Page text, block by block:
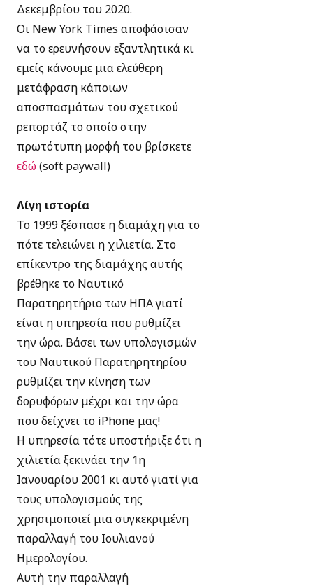
Δεκεμβρίου του 2020.
Οι New York Times αποφάσισαν
να το ερευνήσουν εξαντλητικά κι
εμείς κάνουμε μια ελεύθερη
μετάφραση κάποιων
αποσπασμάτων του σχετικού
ρεπορτάζ το οποίο στην
πρωτότυπη μορφή του βρίσκετε
εδώ(soft paywall)
Λίγη ιστορία
Το 1999 ξέσπασε η διαμάχη για το
πότε τελειώνει η χιλιετία. Στο
επίκεντρο της διαμάχης αυτής
βρέθηκε το Ναυτικό
Παρατηρητήριο των ΗΠΑ γιατί
είναι η υπηρεσία που ρυθμίζει
την ώρα. Βάσει των υπολογισμών
του Ναυτικού Παρατηρητηρίου
ρυθμίζει την κίνηση των
δορυφόρων μέχρι και την ώρα
που δείχνει το iPhone μας!
Η υπηρεσία τότε υποστήριξε ότι η
χιλιετία ξεκινάει την 1η
Ιανουαρίου 2001 κι αυτό γιατί για
τους υπολογισμούς της
χρησιμοποιεί μια συγκεκριμένη
παραλλαγή του Ιουλιανού
Ημερολογίου.
Αυτή την παραλλαγή